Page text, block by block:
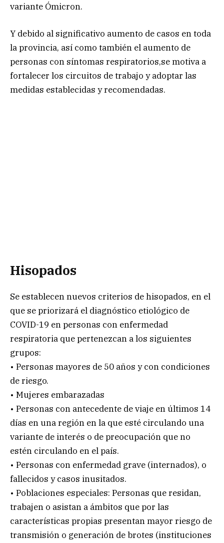
variante Ómicron.
Y debido al significativo aumento de casos en toda
la provincia, así como también el aumento de
personas con síntomas respiratorios,se motiva a
fortalecer los circuitos de trabajo y adoptar las
medidas establecidas y recomendadas.
Hisopados
Se establecen nuevos criterios de hisopados, en el
que se priorizará el diagnóstico etiológico de
COVID-19 en personas con enfermedad
respiratoria que pertenezcan a los siguientes
grupos:
• Personas mayores de 50 años y con condiciones
de riesgo.
• Mujeres embarazadas
• Personas con antecedente de viaje en últimos 14
días en una región en la que esté circulando una
variante de interés o de preocupación que no
estén circulando en el país.
• Personas con enfermedad grave (internados), o
fallecidos y casos inusitados.
• Poblaciones especiales: Personas que residan,
trabajen o asistan a ámbitos que por las
características propias presentan mayor riesgo de
transmisión o generación de brotes (instituciones